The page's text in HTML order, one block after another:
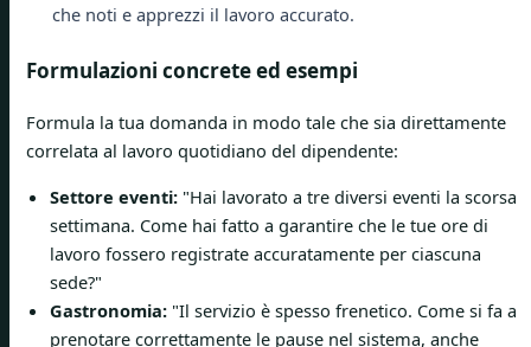
che noti e apprezzi il lavoro accurato.
Formulazioni concrete ed esempi
Formula la tua domanda in modo tale che sia direttamente
correlata al lavoro quotidiano del dipendente:
Settore eventi: "Hai lavorato a tre diversi eventi la scorsa
settimana. Come hai fatto a garantire che le tue ore di
lavoro fossero registrate accuratamente per ciascuna
sede?"
Gastronomia: "Il servizio è spesso frenetico. Come si fa a
prenotare correttamente le pause nel sistema, anche